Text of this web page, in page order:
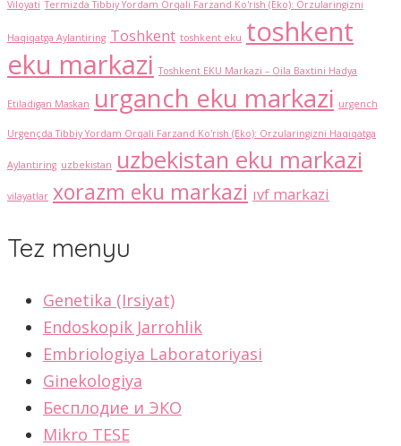
Viloyati Termizda Tibbiy Yordam Orqali Farzand Ko'rish (Eko): Orzularingizni
Haqiqatga Aylantiring Toshkent toshkent eku toshkent
eku markazi Toshkent EKU Markazi – Oila Baxtini Hadya
Etiladigan Maskan urganch eku markazi urgench
Urgençda Tibbiy Yordam Orqali Farzand Ko'rish (Eko): Orzularingizni Haqiqatga
Aylantiring uzbekistan uzbekistan eku markazi
vilayatlar xorazm eku markazi ıvf markazi
Tez menyu
Genetika (Irsiyat)
Endoskopik Jarrohlik
Embriologiya Laboratoriyasi
Ginekologiya
Бесплодие и ЭКО
Mikro TESE